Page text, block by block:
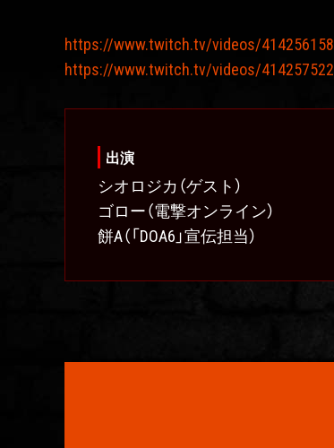
https://www.twitch.tv/videos/414256158
https://www.twitch.tv/videos/414257522
出演
シオロジカ（ゲスト）
ゴロー（電撃オンライン）
餅A（「DOA6」宣伝担当）